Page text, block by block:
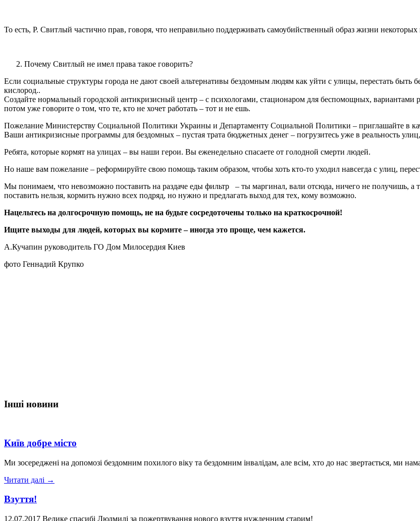
То есть, Р. Свитлый частично прав, говоря, что неправильно поддерживать самоубийственный образ жизни
Почему Свитлый не имел права такое говорить?
Если социальные структуры города не дают своей альтернативы бездомным людям как уйти с улицы, перестать
кислород..
Создайте нормальный городской антикризисный центр – с психологами, стационаром для беспомощных, вариантами
потом уже говорите о том, что те, кто не хочет работать – тот и не ешь.
Пожелание Министерству Социальной Политики Украины и Департаменту Социальной Политики – приглашайте в
Ваши антикризисные программы для бездомных – пустая трата бюджетных денег – погрузитесь уже в реальность
Ребята, которые кормят на улицах – вы наши герои. Вы еженедельно спасаете от голодной смерти людей.
Но наше вам пожелание – реформируйте свою помощь таким образом, чтобы хоть кто-то уходил навсегда с улиц,
Мы понимаем, что невозможно поставить на раздаче еды фильтр – ты маргинал, вали отсюда, ничего не получишь, а
поставить нельзя, кормить нужно всех подряд, но нужно и предлагать выход для тех, кому возможно.
Нацельтесь на долгосрочную помощь, не на будьте сосредоточены только на краткосрочной!
Ищите выходы для людей, которых вы кормите – иногда это проще, чем кажется.
А.Кучапин руководитель ГО Дом Милосердия Киев
фото Геннадий Крупко
Інші новини
Київ добре місто
Ми зосереджені на допомозі бездомним похилого віку та бездомним інвалідам, але всім, хто до нас звертається, ми
Читати далі →
Взуття!
12.07.2017 Велике спасибі Людмилі за пожертвування нового взуття нужденним старим!